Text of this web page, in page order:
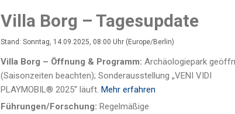
Villa Borg – Tagesupdate
Stand: Sonntag, 14.09.2025, 08:00 Uhr (Europe/Berlin)
Villa Borg – Öffnung & Programm: Archäologiepark
(Saisonzeiten beachten); Sonderausstellung „VENI VIDI
PLAYMOBIL® 2025“ läuft. Mehr erfahren
Führungen/Forschung: Regelmäßige